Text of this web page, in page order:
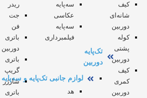
کیف
شانه‌ای
دوربین
کوله
پشتی
دوربین
کیف
کمری
دوربین
سه‌پایه
عکاسی
سه‌پایه
فیلمبرداری
تک‌پایه
دوربین
لوازم جانبی تک‌پایه و سه‌پایه
هد
ریدر
جت
فن
باتری
دوربین
باتری
گریپ
شارژر
باتری